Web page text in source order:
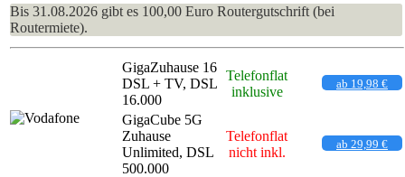
Bis 31.08.2026 gibt es 100,00 Euro Routergutschrift (bei
Routermiete).
GigaZuhause 16
DSL + TV, DSL
16.000
Telefonflat
inklusive
ab 19,98 €
GigaCube 5G
Zuhause
Unlimited, DSL
500.000
Telefonflat
nicht inkl.
ab 29,99 €